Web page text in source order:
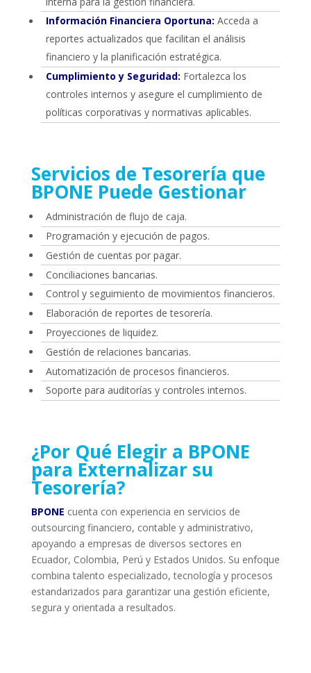
Información Financiera Oportuna: Acceda a
reportes actualizados que facilitan el análisis
financiero y la planificación estratégica.
Cumplimiento y Seguridad: Fortalezca los
controles internos y asegure el cumplimiento de
políticas corporativas y normativas aplicables.
Servicios de Tesorería que
BPONE Puede Gestionar
Administración de flujo de caja.
Programación y ejecución de pagos.
Gestión de cuentas por pagar.
Conciliaciones bancarias.
Control y seguimiento de movimientos financieros.
Elaboración de reportes de tesorería.
Proyecciones de liquidez.
Gestión de relaciones bancarias.
Automatización de procesos financieros.
Soporte para auditorías y controles internos.
¿Por Qué Elegir a BPONE
para Externalizar su
Tesorería?
BPONE cuenta con experiencia en servicios de
outsourcing financiero, contable y administrativo,
apoyando a empresas de diversos sectores en
Ecuador, Colombia, Perú y Estados Unidos. Su enfoque
combina talento especializado, tecnología y procesos
estandarizados para garantizar una gestión eficiente,
segura y orientada a resultados.